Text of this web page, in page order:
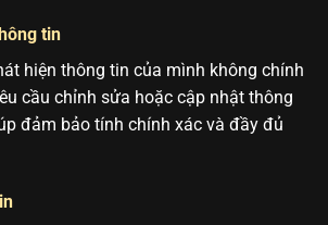
tin
hiện thông tin của mình không chính
cầu chỉnh sửa hoặc cập nhật thông
đảm bảo tính chính xác và đầy đủ